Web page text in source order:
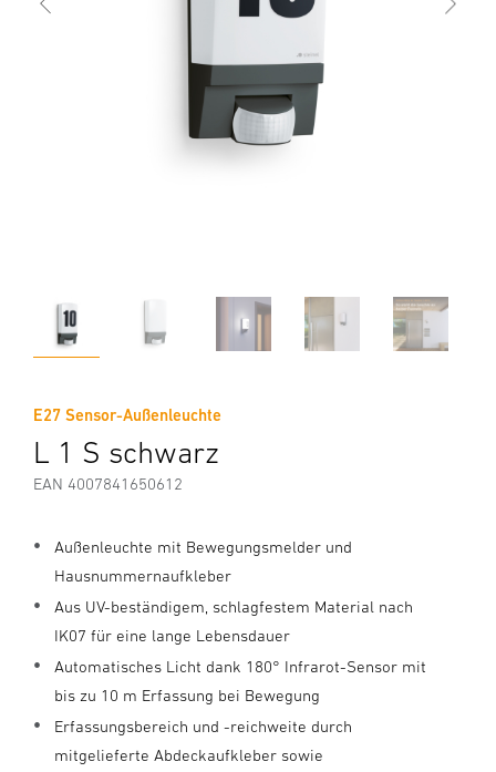
E27 Sensor-Außenleuchte
L 1 S schwarz
EAN 4007841650612
Außenleuchte mit Bewegungsmelder und
Hausnummernaufkleber
Aus UV-beständigem, schlagfestem Material nach
IK07 für eine lange Lebensdauer
Automatisches Licht dank 180° Infrarot-Sensor mit
bis zu 10 m Erfassung bei Bewegung
Erfassungsbereich und -reichweite durch
mitgelieferte Abdeckaufkleber sowie